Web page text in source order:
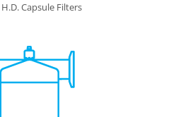
H.D. Capsule Filters